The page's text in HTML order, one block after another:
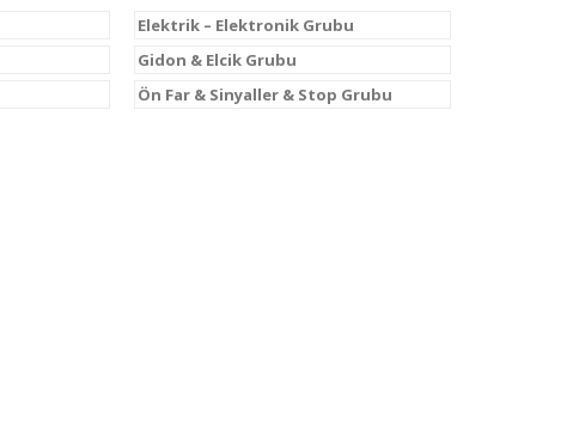
Elektrik – Elektronik Grubu
Gidon & Elcik Grubu
Ön Far & Sinyaller & Stop Grubu